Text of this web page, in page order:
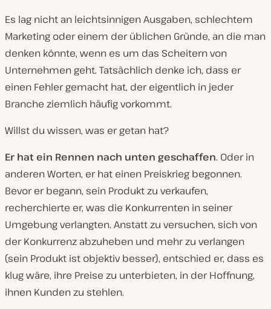
Es lag nicht an leichtsinnigen Ausgaben, schlechtem
Marketing oder einem der üblichen Gründe, an die man
denken könnte, wenn es um das Scheitern von
Unternehmen geht. Tatsächlich denke ich, dass er
einen Fehler gemacht hat, der eigentlich in jeder
Branche ziemlich häufig vorkommt.
Willst du wissen, was er getan hat?
Er hat ein Rennen nach unten geschaffen. Oder in
anderen Worten, er hat einen Preiskrieg begonnen.
Bevor er begann, sein Produkt zu verkaufen,
recherchierte er, was die Konkurrenten in seiner
Umgebung verlangten. Anstatt zu versuchen, sich von
der Konkurrenz abzuheben und mehr zu verlangen
(sein Produkt ist objektiv besser), entschied er, dass es
klug wäre, ihre Preise zu unterbieten, in der Hoffnung,
ihnen Kunden zu stehlen.